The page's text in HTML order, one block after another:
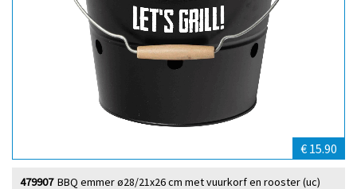
€ 15.90
BBQ emmer ø28/21x26 cm met vuurkorf en rooster (uc)
479907